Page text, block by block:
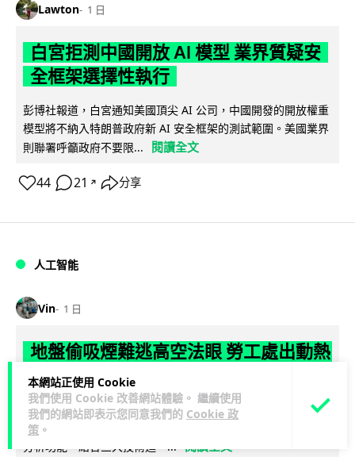
本網站正使用 Cookie
我們使用 Cookie 改善網站體驗。 繼續使用
我們的網站即表示您同意我們的 Cookie 政
策 。
Lawton 1 日
白宮拒測中國開放 AI 模型 業界質疑安
全框架選擇性執行
彭博社報道，白宮通知美國頂尖 AI 公司，中國開發的開放權重
模型將不納入特朗普政府新 AI 安全框架的測試範圍。美國業界
則聯署呼籲政府不要限...
閱讀全文
44 21 ↗ 分享
人工智能
Vin 1 日
地盤偷吸煙難逃高空法眼 勞工處出動熱
感無人機 擬加 AI 人臉識別精準執法
勞工處投入配備熱感應鏡頭的小型無人機進行高空巡邏以打擊
地盤違例吸煙，並正研究於未來一年內引入 AI 人臉識別與行為
分析功能，結合三大技術進一... 閱讀全文